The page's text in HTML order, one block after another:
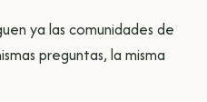
ya las comunidades de
preguntas, la misma